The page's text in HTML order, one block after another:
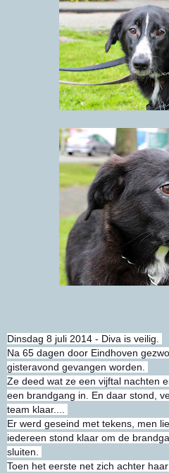
Dinsdag 8 juli 2014 - Diva is veilig.
Na 65 dagen door Eindhoven
gisteravond gevangen worden.
Ze deed wat ze een vijftal nachten
een brandgang in. En daar stond,
team klaar....
Er werd geseind met tekens, men
iedereen stond klaar om de
sluiten.
Toen het eerste net zich achter